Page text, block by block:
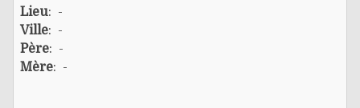
Lieu: -
Ville: -
Père: -
Mère: -